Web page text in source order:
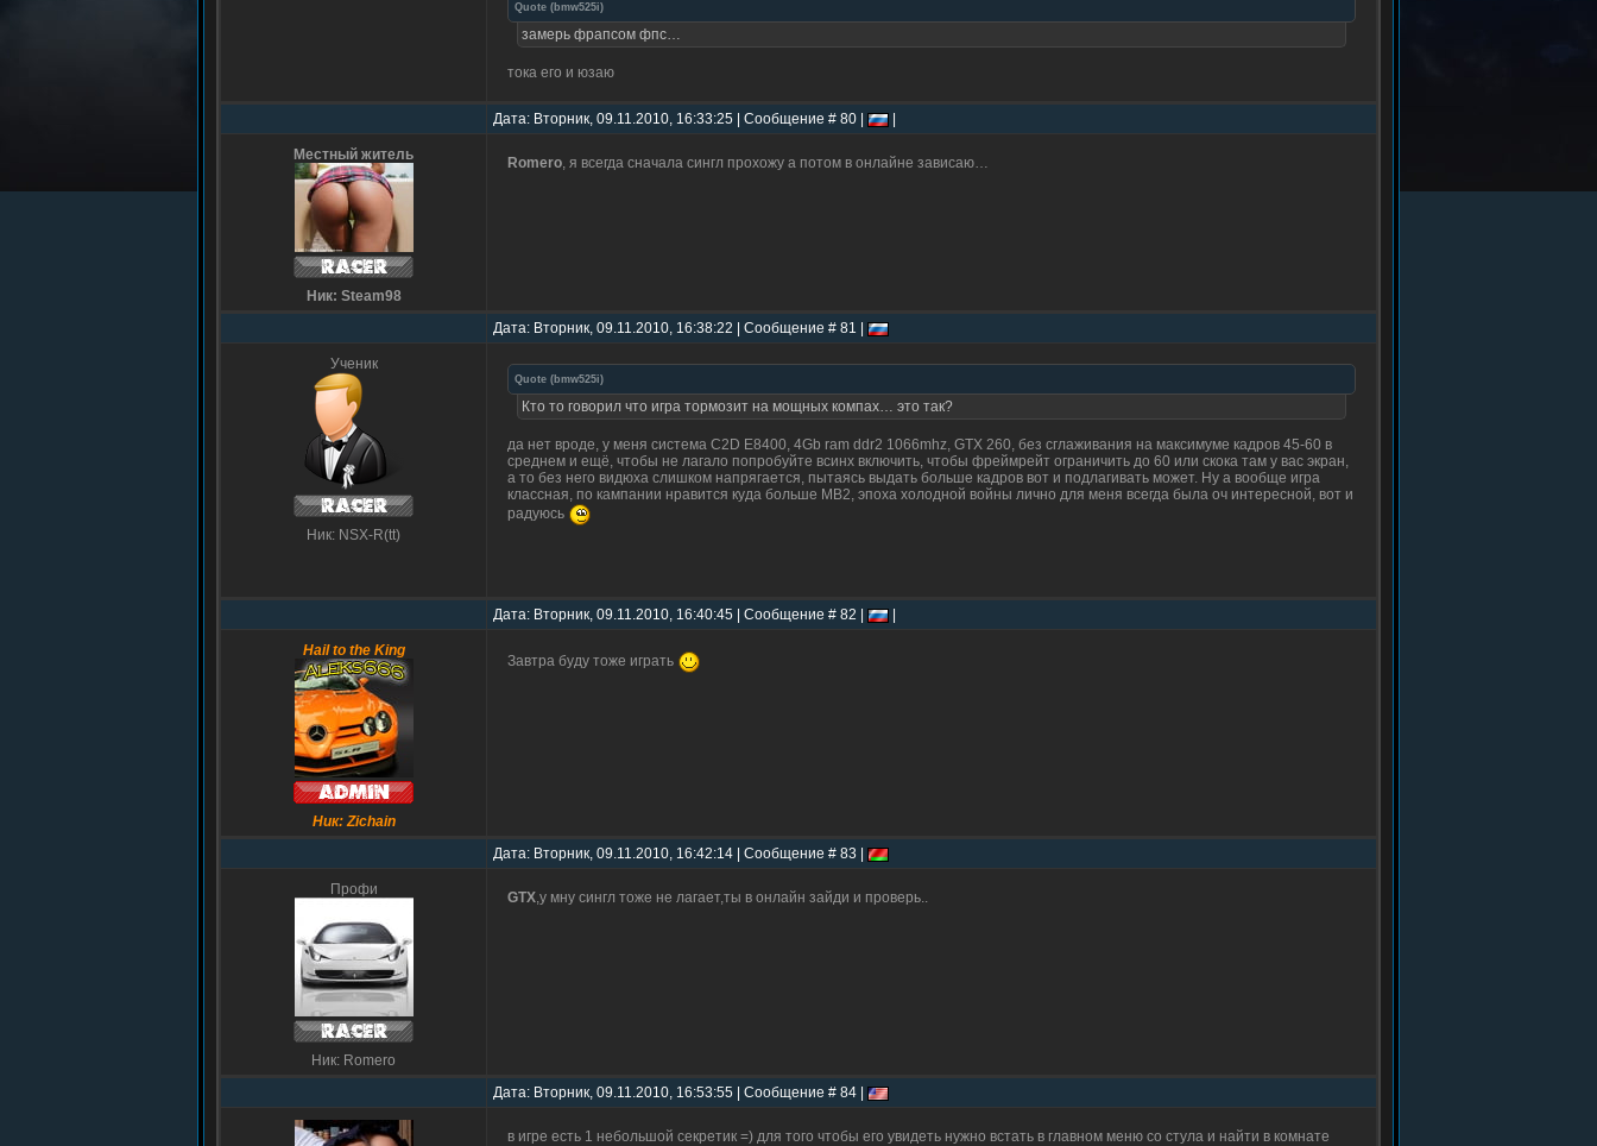
Quote ( bmw525i)
замерь фрапсом фпс…
тока его и юзаю
Дата: Вторник, 09.11.2010, 16:33:25 | Сообщение # 80 |
Местный житель
Ник: Steam98
Romero, я всегда сначала сингл прохожу а потом в онлайне зависаю…
Дата: Вторник, 09.11.2010, 16:38:22 | Сообщение # 81 |
Ученик
Ник: NSX-R(tt)
Quote ( bmw525i)
Кто то говорил что игра тормозит на мощных компах… это так?
да нет вроде, у меня система C2D E8400, 4Gb ram ddr2 1066mhz, GTX 260, без сглаживания на максимуме кадров 45-60 в
среднем и ещё, чтобы не лагало попробуйте всинх включить, чтобы фреймрейт ограничить до 60 или скока там у вас экран,
а то без него видюха слишком напрягается, пытаясь выдать больше кадров вот и подлагивать может. Ну а вообще игра
классная, по кампании нравится куда больше МВ2, эпоха холодной войны лично для меня всегда была оч интересной, вот и
радуюсь
Дата: Вторник, 09.11.2010, 16:40:45 | Сообщение # 82 |
Hail to the King
Ник: Zichain
Завтра буду тоже играть
Дата: Вторник, 09.11.2010, 16:42:14 | Сообщение # 83 |
Профи
Ник: Romero
GTX,у мну сингл тоже не лагает,ты в онлайн зайди и проверь..
Дата: Вторник, 09.11.2010, 16:53:55 | Сообщение # 84 |
в игре есть 1 небольшой секретик =) для того чтобы его увидеть нужно встать в главном меню со стула и найти в комнате